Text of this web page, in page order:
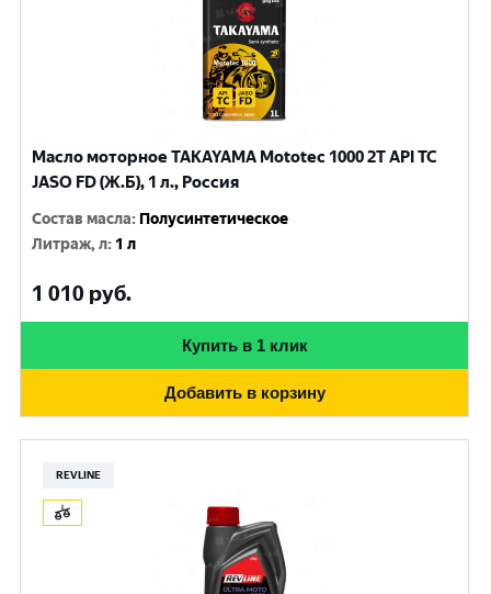
Масло моторное TAKAYAMA Mototec 1000 2T API TC
JASO FD (Ж.Б), 1 л., Россия
Состав масла: Полусинтетическое
Литраж, л: 1 л
1 010 руб.
Купить в 1 клик
Добавить в корзину
REVLINE